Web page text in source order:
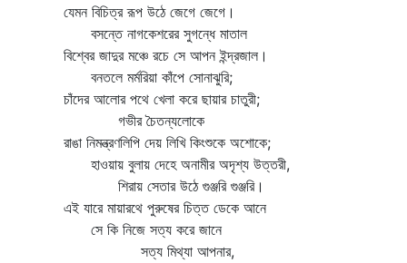
যেমন বিচিত্র রূপ উঠে জেগে জেগে।
বসন্তে নাগকেশরের সুগন্ধে মাতাল
বিশ্বের জাদুর মঞ্চে রচে সে আপন ইন্দ্রজাল।
বনতলে মর্মরিয়া কাঁপে সোনাঝুরি;
চাঁদের আলোর পথে খেলা করে ছায়ার চাতুরী;
গভীর চৈতন্যলোকে
রাঙা নিমন্ত্রণলিপি দেয় লিখি কিংশুকে অশোকে;
হাওয়ায় বুলায় দেহে অনামীর অদৃশ্য উত্তরী,
শিরায় সেতার উঠে গুঞ্জরি গুঞ্জরি।
এই যারে মায়ারথে পুরুষের চিত্ত ডেকে আনে
সে কি নিজে সত্য করে জানে
সত্য মিথ্যা আপনার,